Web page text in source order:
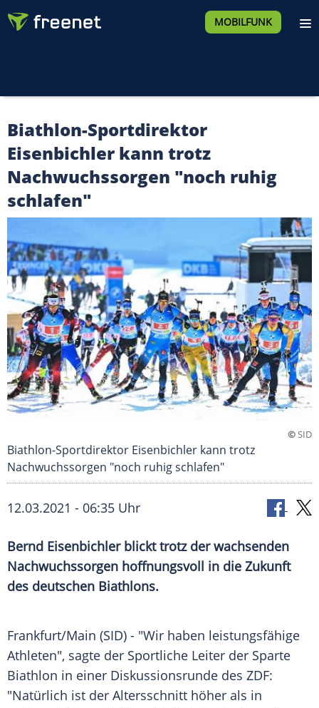
MOBILFUNK
Biathlon-Sportdirektor
Eisenbichler kann trotz
Nachwuchssorgen "noch ruhig
schlafen"
©SID
Biathlon-Sportdirektor Eisenbichler kann trotz
Nachwuchssorgen "noch ruhig schlafen"
12.03.2021 - 06:35 Uhr
Bernd Eisenbichler blickt trotz der wachsenden
Nachwuchssorgen hoffnungsvoll in die Zukunft
des deutschen Biathlons.
Frankfurt/Main (SID) - "Wir haben leistungsfähige
Athleten", sagte der Sportliche Leiter der Sparte
Biathlon in einer Diskussionsrunde des ZDF:
"Natürlich ist der Altersschnitt höher als in